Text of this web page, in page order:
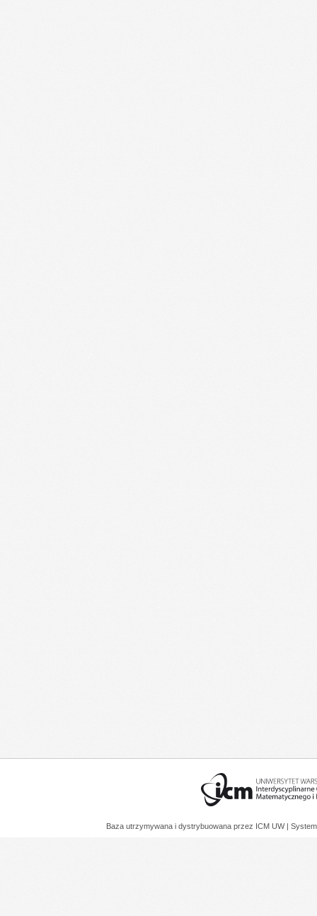
Baza utrzymywana i dystrybuowana przez ICM UW |